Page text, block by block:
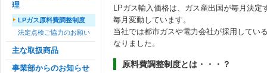
理
LPガス原料費調整制度
法定点検ご協力のお願い
主な取扱商品
事業部からのお知らせ
LPガス輸入価格は、ガス産出国が毎月決
毎月変動しています。
当社では都市ガスや電力会社が採用してい
なりました。
原料費調整制度とは・・・？